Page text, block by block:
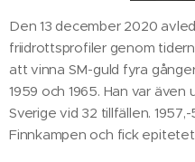
Den 13 december 2020
friidrottsprofiler genom
att vinna SM-guld fyra
1959 och 1965. Han var
Sverige vid 32 tillfällen.
Finnkampen och fick